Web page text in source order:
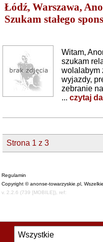
Łódź, Warszawa,
Szukam stałego
Witam,
szukam
wolalabym
wyjazdy,
zebranie
... czytaj
Strona 1 z 3
Regulamin
Copyright © anonse-towarzyskie.pl,
v. 2.2.6 (739 [MOBILE]), ref: